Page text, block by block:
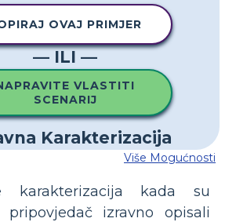
OVAJ PRIMJER
— ILI —
VLASTITI
SCENARIJ
Više Mogućnosti
karakterizacija kada su
izravno opisali